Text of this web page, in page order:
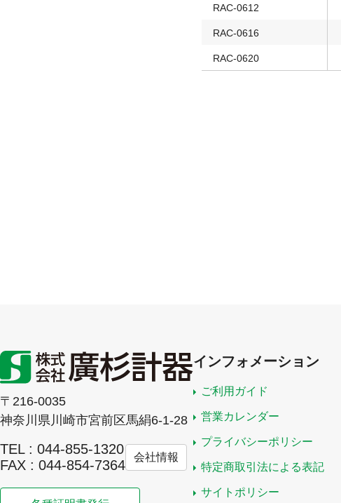
RAC-0612
RAC-0616
RAC-0620
〒216-0035
神奈川県川崎市宮前区馬絹6-1-28
TEL : 044-855-1320
FAX : 044-854-7364
会社情報
インフォメーション
ご利用ガイド
営業カレンダー
プライバシーポリシー
特定商取引法による表記
サイトポリシー